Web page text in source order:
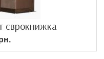
єврокнижка